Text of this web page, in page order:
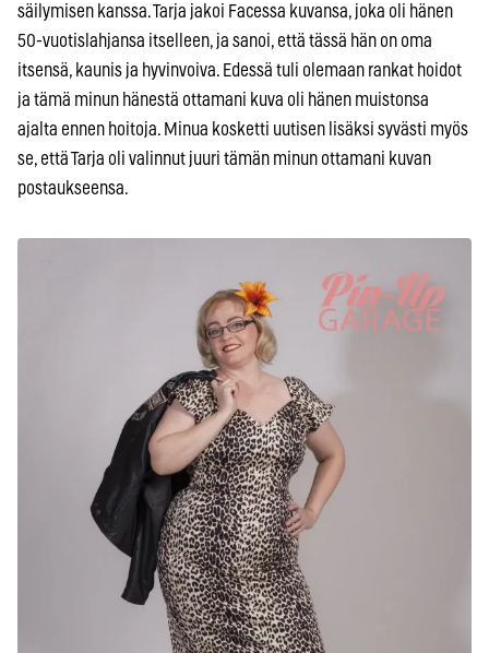
säilymisen kanssa. Tarja jakoi Facessa kuvansa, joka oli hänen
50-vuotislahjansa itselleen, ja sanoi, että tässä hän on oma
itsensä, kaunis ja hyvinvoiva. Edessä tuli olemaan rankat hoidot
ja tämä minun hänestä ottamani kuva oli hänen muistonsa
ajalta ennen hoitoja. Minua kosketti uutisen lisäksi syvästi myös
se, että Tarja oli valinnut juuri tämän minun ottamani kuvan
postaukseensa.